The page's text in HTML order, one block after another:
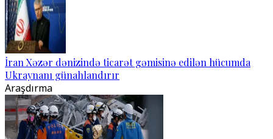
İran Xəzər dənizində ticarət gəmisinə edilən hücumda
Ukraynanı günahlandırır
Araşdırma